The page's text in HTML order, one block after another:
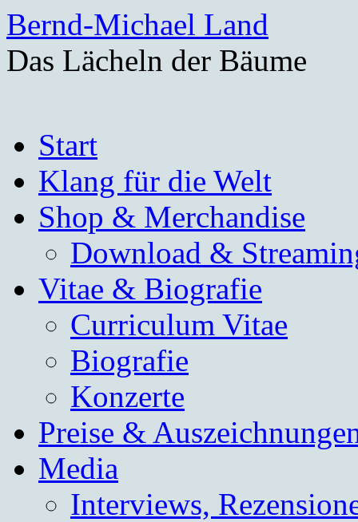
Bernd-Michael Land
Das Lächeln der Bäume
Inhalt
springenStart
Klang für die Welt
Shop & Merchandise
Download &
Vitae & Biografie
Curriculum Vitae
Biografie
Konzerte
Preise &
Media
Interviews,